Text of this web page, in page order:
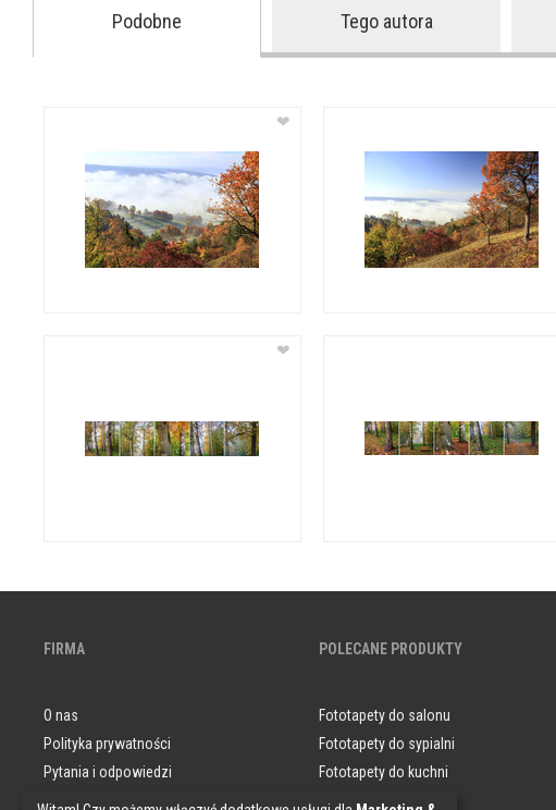
Podobne Tego autora
❤
❤
FIRMA
O nas
Polityka prywatności
Pytania i odpowiedzi
Darmowe Próbki
POLECANE PRODUKTY
Fototapety do salonu
Fototapety do sypialni
Fototapety do kuchni
Obrazy do salonu